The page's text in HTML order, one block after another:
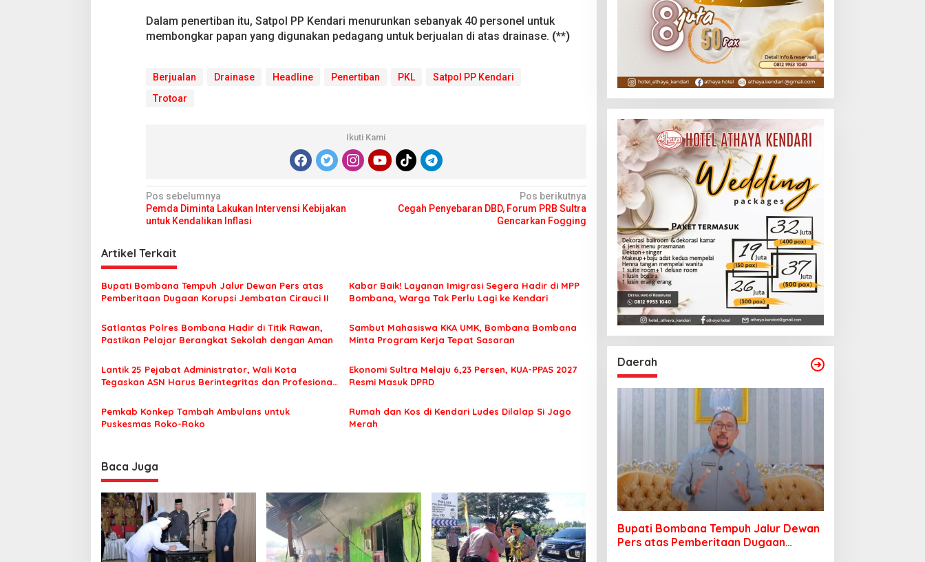
o
a
Dalam penertiban itu, Satpol PP Kendari menurunkan sebanyak 40 personel untuk
membongkar papan yang digunakan pedagang untuk berjualan di atas drainase. (**)
Berjualan Drainase Headline Penertiban PKL
Satpol PP Kendari
Trotoar
Ikuti Kami
N
a
i
g
a
i
o
s
Pos sebelumnya
Pemda Diminta Lakukan Intervensi Kebijakan
untuk Kendalikan Inflasi
Pos berikutnya
Cegah Penyebaran DBD, Forum PRB Sultra
Gencarkan Fogging
Artikel Terkait
Bupati Bombana Tempuh Jalur Dewan Pers atas
Pemberitaan Dugaan Korupsi Jembatan Cirauci II
Kabar Baik! Layanan Imigrasi Segera Hadir di MPP
Bombana, Warga Tak Perlu Lagi ke Kendari
Satlantas Polres Bombana Hadir di Titik Rawan,
Pastikan Pelajar Berangkat Sekolah dengan Aman
Sambut Mahasiswa KKA UMK, Bombana Bombana
Minta Program Kerja Tepat Sasaran
Lantik 25 Pejabat Administrator, Wali Kota
Tegaskan ASN Harus Berintegritas dan Profesional
Ekonomi Sultra Melaju 6,23 Persen, KUA-PPAS 2027
Resmi Masuk DPRD
Pemkab Konkep Tambah Ambulans untuk
Puskesmas Roko-Roko
Rumah dan Kos di Kendari Ludes Dilalap Si Jago
Merah
Baca Juga
Daerah
Bupati Bombana Tempuh Jalur Dewan
Pers atas Pemberitaan Dugaan